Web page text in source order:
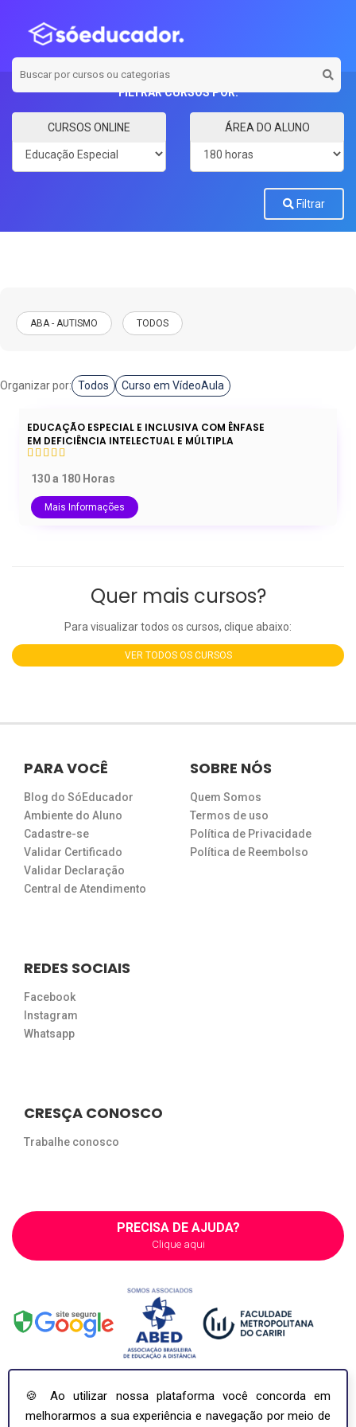
🍪 Ao utilizar nossa plataforma você concorda em
melhorarmos a sua experiência e navegação por meio de
CURSOS ONLINE ÁREA DO ALUNO
FILTRAR CURSOS POR:
Filtrar
ABA - AUTISMO TODOS
Organizar por: Todos Curso em VídeoAula
EDUCAÇÃO ESPECIAL E INCLUSIVA COM ÊNFASE
EM DEFICIÊNCIA INTELECTUAL E MÚLTIPLA
130 a 180 Horas
Mais Informações
Quer mais cursos?
Para visualizar todos os cursos, clique abaixo:
VER TODOS OS CURSOS
PARA VOCÊ
Blog do SóEducador
Ambiente do Aluno
Cadastre-se
Validar Certificado
Validar Declaração
Central de Atendimento
SOBRE NÓS
Quem Somos
Termos de uso
Política de Privacidade
Política de Reembolso
REDES SOCIAIS
Facebook
Instagram
Whatsapp
CRESÇA CONOSCO
Trabalhe conosco
PRECISA DE AJUDA?
Clique aqui
COPYRIGHT ©2026. INCI - INSTITUTO NACIONAL DE APERFEIÇOAMENTO